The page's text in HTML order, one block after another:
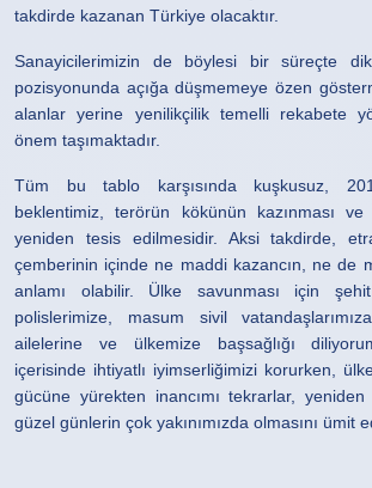
takdirde kazanan Türkiye olacaktır.
Sanayicilerimizin de böylesi bir süreçte
pozisyonunda açığa düşmemeye özen
alanlar yerine yenilikçilik temelli rekabete
önem taşımaktadır.
Tüm bu tablo karşısında kuşkusuz,
beklentimiz, terörün kökünün kazınması
yeniden tesis edilmesidir. Aksi takdirde,
çemberinin içinde ne maddi kazancın, ne de
anlamı olabilir. Ülke savunması için
polislerimize, masum sivil
ailelerine ve ülkemize başsağlığı
içerisinde ihtiyatlı iyimserliğimizi korurken,
gücüne yürekten inancımı tekrarlar, yeniden
güzel günlerin çok yakınımızda olmasını ümit